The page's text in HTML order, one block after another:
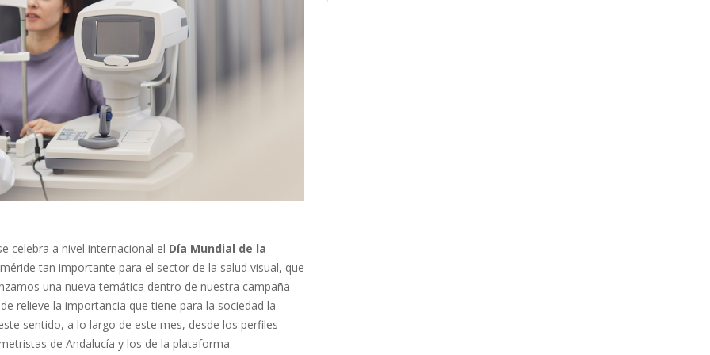
celebra a nivel internacional el Día Mundial de la
tan importante para el sector de la salud visual, que
una nueva temática dentro de nuestra campaña
relieve la importancia que tiene para la sociedad la
sentido, a lo largo de este mes, desde los perfiles
de Andalucía y los de la plataforma